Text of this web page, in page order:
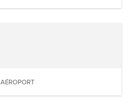
AÉROPORT